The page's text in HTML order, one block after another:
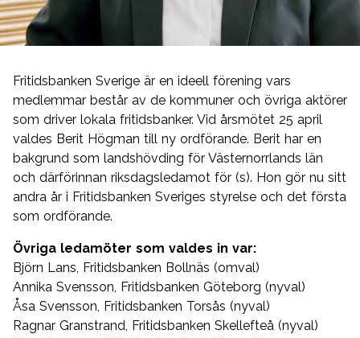
Fritidsbanken Sverige är en ideell förening vars
medlemmar består av de kommuner och övriga aktörer
som driver lokala fritidsbanker. Vid årsmötet 25 april
valdes Berit Högman till ny ordförande. Berit har en
bakgrund som landshövding för Västernorrlands län
och därförinnan riksdagsledamot för (s). Hon gör nu sitt
andra år i Fritidsbanken Sveriges styrelse och det första
som ordförande.
Övriga ledamöter som valdes in var:
Björn Lans, Fritidsbanken Bollnäs (omval)
Annika Svensson, Fritidsbanken Göteborg (nyval)
Åsa Svensson, Fritidsbanken Torsås (nyval)
Ragnar Granstrand, Fritidsbanken Skellefteå (nyval)